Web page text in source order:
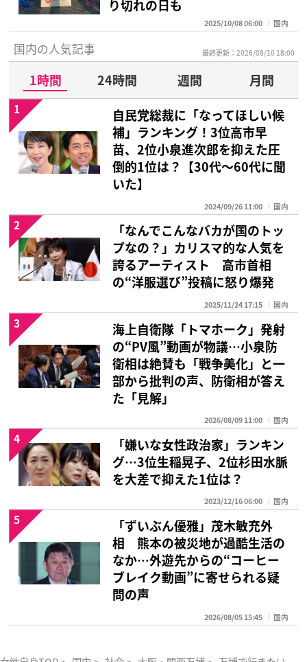
り切れの日も
2025/10/08 06:00 国内
国内の人気記事 最終更新：2026/08/10 18:00
1時間 24時間 週間
月間
自民党総裁に「なってほしい候
補」ランキング！3位高市早
苗、2位小泉進次郎を抑えた圧
倒的1位は？【30代〜60代に聞
いた】
2024/09/26 11:00 国内
1
「なんでこんなバカが国のトッ
プなの？」カリスマ的な人気を
誇るアーティスト 高市首相
の“洋服選び”投稿に怒り爆発
2025/11/24 17:15 国内
2
海上自衛隊「トマホーク」発射
の“PV風”動画が物議…小泉防
衛相は絶賛も「戦争美化」と一
部から批判の声、防衛相が答え
た「見解」
2026/08/09 11:00 国内
3
「嫌いな女性政治家」ランキン
グ…3位生稲晃子、2位杉田水脈
を大差で抑えた1位は？
2023/12/16 06:00 国内
4
「ずいぶん優雅」茂木敏充外
相 熊本の被災地が過酷生活の
なか…外遊先からの“コーヒー
ブレイク動画”に寄せられる疑
問の声
2026/08/05 15:45 国内
5